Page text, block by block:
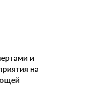
и
на